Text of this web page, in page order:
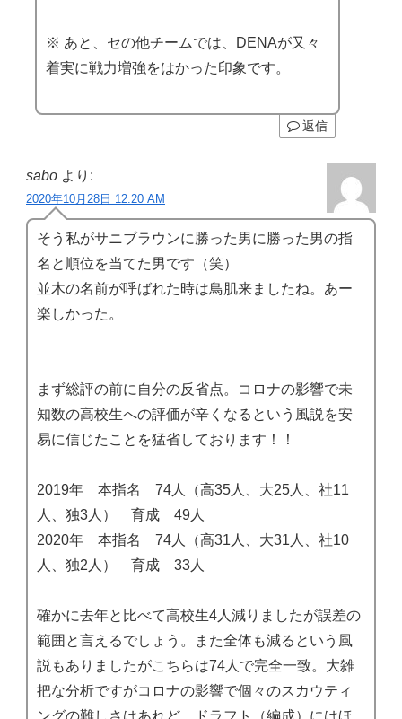
※ あと、セの他チームでは、DENAが又々
着実に戦力増強をはかった印象です。
返信
sabo より:
2020年10月28日 12:20 AM
そう私がサニブラウンに勝った男に勝った男の指
名と順位を当てた男です（笑）
並木の名前が呼ばれた時は鳥肌来ましたね。あー
楽しかった。
まず総評の前に自分の反省点。コロナの影響で未
知数の高校生への評価が辛くなるという風説を安
易に信じたことを猛省しております！！
2019年 本指名 74人（高35人、大25人、社11
人、独3人） 育成 49人
2020年 本指名 74人（高31人、大31人、社10
人、独2人） 育成 33人
確かに去年と比べて高校生4人減りましたが誤差の
範囲と言えるでしょう。また全体も減るという風
説もありましたがこちらは74人で完全一致。大雑
把な分析ですがコロナの影響で個々のスカウティ
ングの難しさはあれど、ドラフト（編成）にはほ